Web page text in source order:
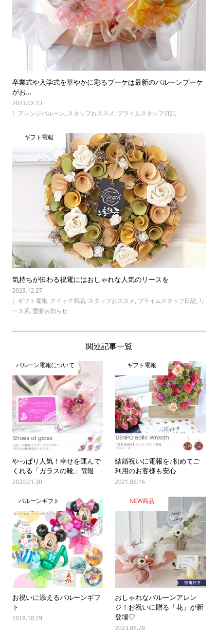
卒業式や入学式を華やかに彩るブーケは最新のバルーンブーケ
がお...
2023.02.13
アレンジバルーン, スタッフおススメ, プライムスタッフ日記
ギフト電報
気持ちが伝わる祝電にはおしゃれな人気のリースを
2023.12.27
ギフト電報, クイック商品, スタッフおススメ, プライムスタッフ日記, リ
ース系, 重要お知らせ
関連記事一覧
バルーン電報について
やっぱり人気！幸せを運んで
くれる「ガラスの靴」電報
2020.01.30
ギフト電報
結婚祝いに電報を♪初めてご
利用のお客様も安心
2021.06.16
バルーンギフト
お祝いに添えるバルーンギフ
ト
2018.10.29
NEW商品
おしゃれなバルーンアレン
ジ！お祝いに贈る「花」が新
登場♡
2023.06.29